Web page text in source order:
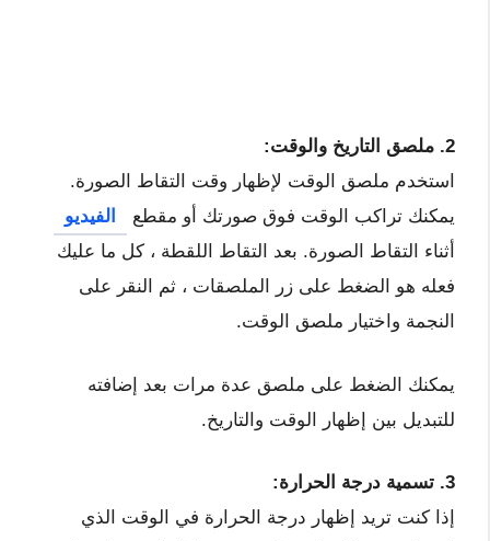
2. ملصق التاريخ والوقت:
استخدم ملصق الوقت لإظهار وقت التقاط الصورة.
يمكنك تراكب الوقت فوق صورتك أو مقطع
الفيديو
أثناء التقاط الصورة. بعد التقاط اللقطة ، كل ما عليك
فعله هو الضغط على زر الملصقات ، ثم النقر على
النجمة واختيار ملصق الوقت.
يمكنك الضغط على ملصق عدة مرات بعد إضافته
للتبديل بين إظهار الوقت والتاريخ.
3. تسمية درجة الحرارة:
إذا كنت تريد إظهار درجة الحرارة في الوقت الذي